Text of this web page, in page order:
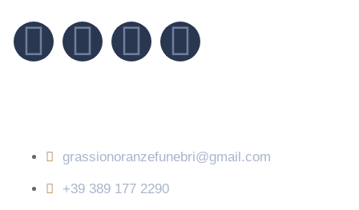
grassionoranzefunebri@gmail.com
+39 389 177 2290